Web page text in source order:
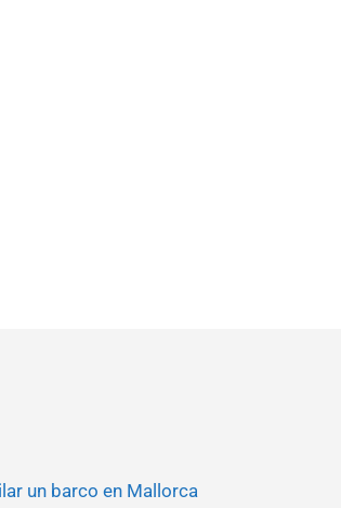
un barco en Mallorca